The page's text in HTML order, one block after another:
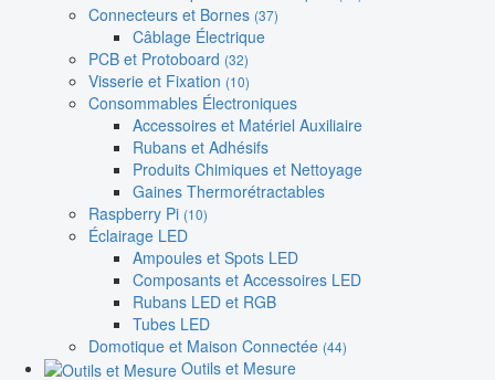
Connecteurs et Bornes (37)
Câblage Électrique
PCB et Protoboard (32)
Visserie et Fixation (10)
Consommables Électroniques
Accessoires et Matériel Auxiliaire
Rubans et Adhésifs
Produits Chimiques et Nettoyage
Gaines Thermorétractables
Raspberry Pi (10)
Éclairage LED
Ampoules et Spots LED
Composants et Accessoires LED
Rubans LED et RGB
Tubes LED
Domotique et Maison Connectée (44)
Outils et Mesure